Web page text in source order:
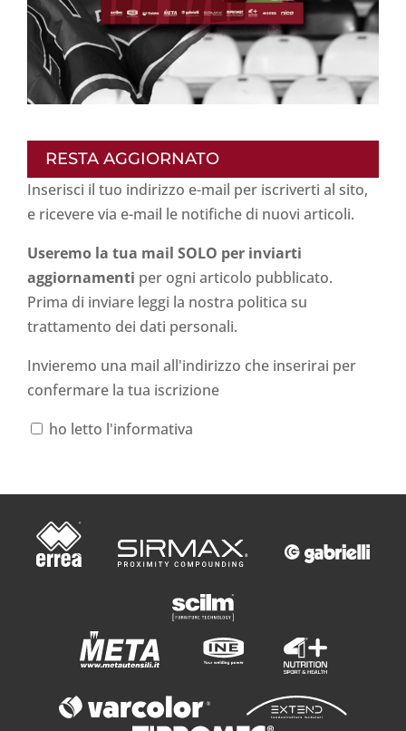
RESTA AGGIORNATO
Inserisci il tuo indirizzo e-mail per iscriverti al sito,
e ricevere via e-mail le notifiche di nuovi articoli.
Useremo la tua mail SOLO per inviarti
aggiornamenti per ogni articolo pubblicato.
Prima di inviare leggi la nostra politica su
trattamento dei dati personali.
Invieremo una mail all'indirizzo che inserirai per
confermare la tua iscrizione
ho letto l'informativa